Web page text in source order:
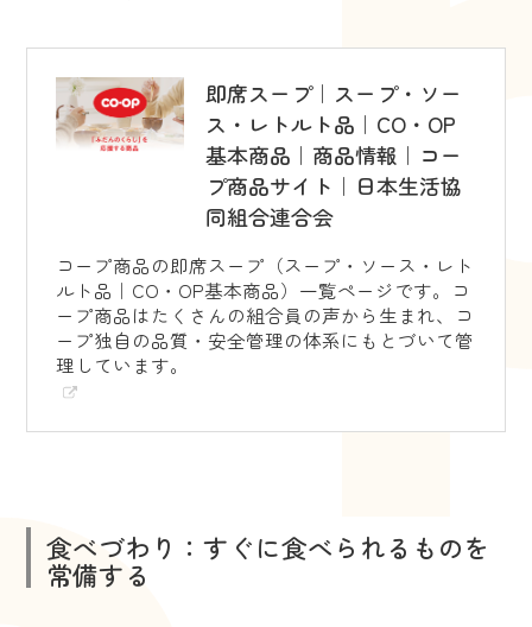
即席スープ｜スープ・ソー
ス・レトルト品｜CO・OP
基本商品｜商品情報｜コー
プ商品サイト｜日本生活協
同組合連合会
コープ商品の即席スープ（スープ・ソース・レト
ルト品｜CO・OP基本商品）一覧ページです。コ
ープ商品はたくさんの組合員の声から生まれ、コ
ープ独自の品質・安全管理の体系にもとづいて管
理しています。
食べづわり：すぐに食べられるものを
常備する